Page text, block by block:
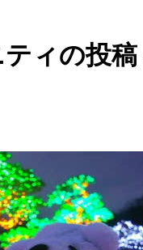
ィの投